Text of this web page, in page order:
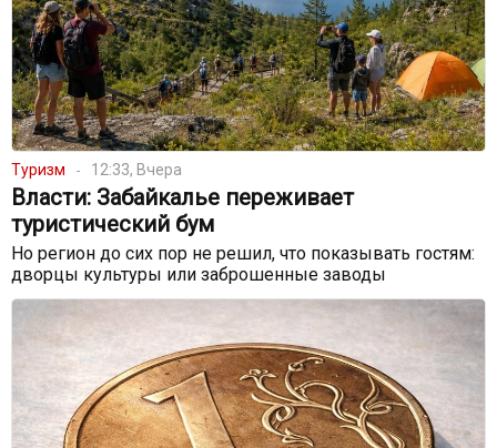
Туризм 12:33, Вчера
Власти: Забайкалье переживает
туристический бум
Но регион до сих пор не решил, что показывать гостям:
дворцы культуры или заброшенные заводы